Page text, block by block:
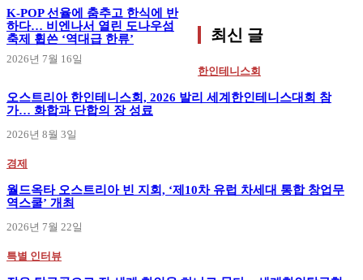
K-POP 선율에 춤추고 한식에 반
하다… 비엔나서 열린 도나우섬
축제 휩쓴 ‘역대급 한류’
2026년 7월 16일
최신 글
한인테니스회
오스트리아 한인테니스회, 2026 발리 세계한인테니스대회 참
가… 화합과 단합의 장 성료
2026년 8월 3일
경제
월드옥타 오스트리아 빈 지회, ‘제10차 유럽 차세대 통합 창업무
역스쿨’ 개최
2026년 7월 22일
특별 인터뷰